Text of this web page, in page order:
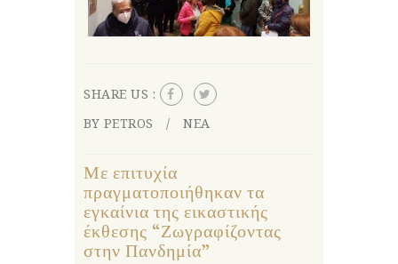
SHARE US :
BY PETROS
ΝΕΑ
Με επιτυχία
πραγματοποιήθηκαν τα
εγκαίνια της εικαστικής
έκθεσης “Ζωγραφίζοντας
στην Πανδημία”